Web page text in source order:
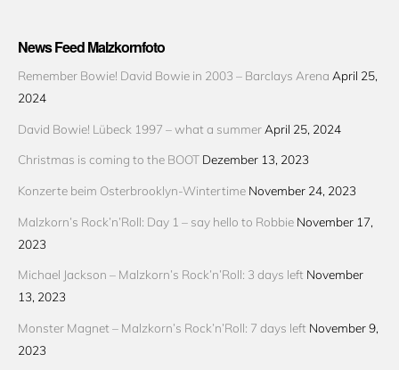
News Feed Malzkornfoto
Remember Bowie! David Bowie in 2003 – Barclays Arena April 25,
2024
David Bowie! Lübeck 1997 – what a summer April 25, 2024
Christmas is coming to the BOOT Dezember 13, 2023
Konzerte beim Osterbrooklyn-Wintertime November 24, 2023
Malzkorn’s Rock’n’Roll: Day 1 – say hello to Robbie November 17,
2023
Michael Jackson – Malzkorn’s Rock’n’Roll: 3 days left November
13, 2023
Monster Magnet – Malzkorn’s Rock’n’Roll: 7 days left November 9,
2023